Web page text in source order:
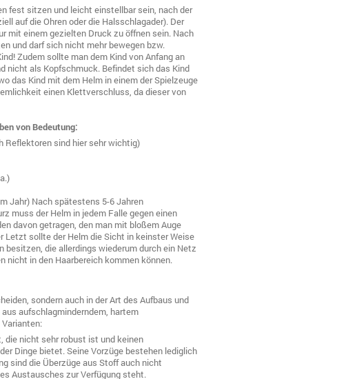
fest sitzen und leicht einstellbar sein, nach der
auf die Ohren oder die Halsschlagader). Der
mit einem gezielten Druck zu öffnen sein. Nach
und darf sich nicht mehr bewegen bzw.
Zudem sollte man dem Kind von Anfang an
nicht als Kopfschmuck. Befindet sich das Kind
das Kind mit dem Helm in einem der Spielzeuge
einen Klettverschluss, da dieser von
von Bedeutung:
Reflektoren sind hier sehr wichtig)
Jahr) Nach spätestens 5-6 Jahren
muss der Helm in jedem Falle gegen einen
davon getragen, den man mit bloßem Auge
Letzt sollte der Helm die Sicht in keinster Weise
die allerdings wiederum durch ein Netz
nicht in den Haarbereich kommen können.
sondern auch in der Art des Aufbaus und
aufschlagminderndem, hartem
die nicht sehr robust ist und keinen
Dinge bietet. Seine Vorzüge bestehen lediglich
sind die Überzüge aus Stoff auch nicht
Austausches zur Verfügung steht.